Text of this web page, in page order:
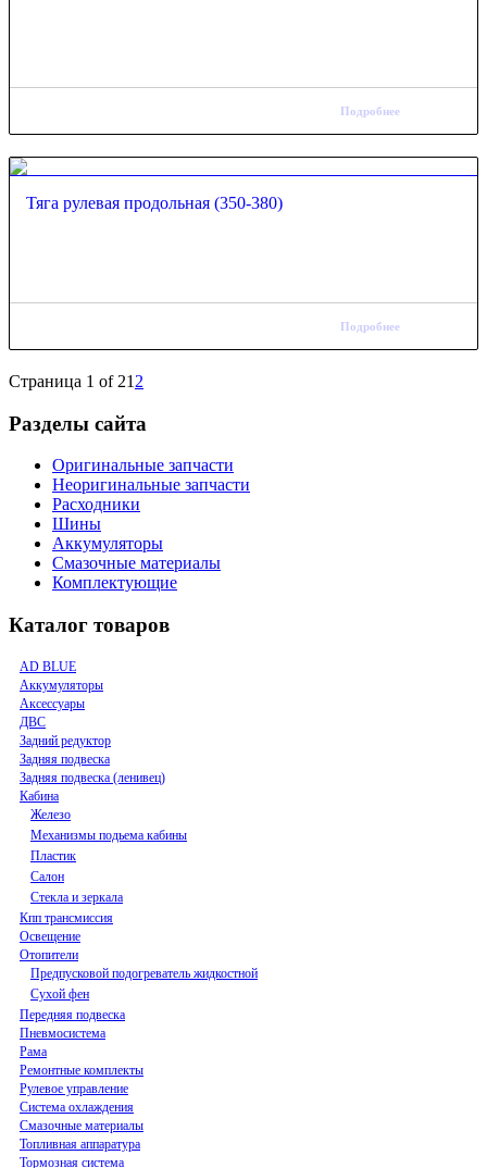
Подробнее
Тяга рулевая продольная (350-380)
Подробнее
Страница 1 of 21 2
Разделы сайта
Оригинальные запчасти
Неоригинальные запчасти
Расходники
Шины
Аккумуляторы
Смазочные материалы
Комплектующие
Каталог товаров
AD BLUE
Аккумуляторы
Аксессуары
ДВС
Задний редуктор
Задняя подвеска
Задняя подвеска (ленивец)
Кабина
Железо
Механизмы подьема кабины
Пластик
Салон
Стекла и зеркала
Кпп трансмиссия
Освещение
Отопители
Предпусковой подогреватель жидкостной
Сухой фен
Передняя подвеска
Пневмосистема
Рама
Ремонтные комплекты
Рулевое управление
Система охлаждения
Смазочные материалы
Топливная аппаратура
Тормозная система